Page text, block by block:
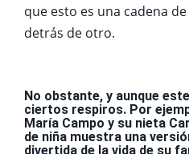
que esto es una cadena
detrás de otro.
No obstante, y aunque
ciertos respiros. Por
María Campo y su nieta
de niña muestra una
divertida de la vida de su